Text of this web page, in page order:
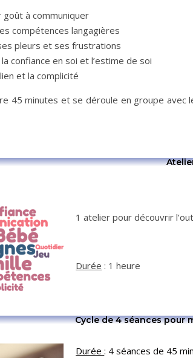
goût à communiquer
compétences langagières
pleurs et ses frustrations
confiance en soi et l’estime de soi
et la complicité
45 minutes et se déroule en groupe
1 atelier pour découvrir
Durée : 1 heure
Cycle de 4 séances pour
Durée: 4 séances de 45